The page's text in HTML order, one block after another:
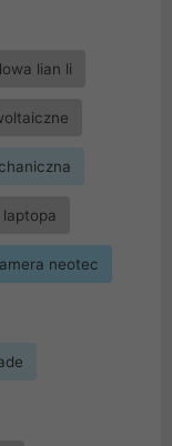
lian li
neotec